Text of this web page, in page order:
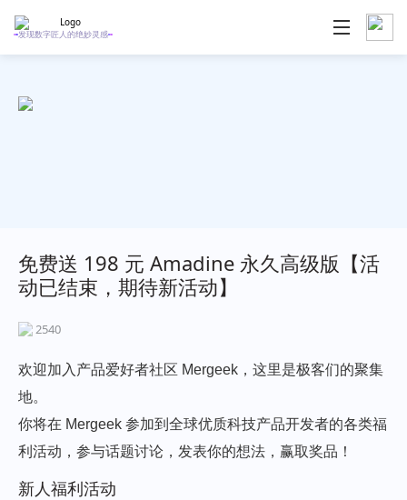
发现数字匠人的绝妙灵感
免费送 198 元 Amadine 永久高级版【活
动已结束，期待新活动】
2540
欢迎加入产品爱好者社区 Mergeek，这里是极客们的聚集
地。
你将在 Mergeek 参加到全球优质科技产品开发者的各类福
利活动，参与话题讨论，发表你的想法，赢取奖品！
新人福利活动